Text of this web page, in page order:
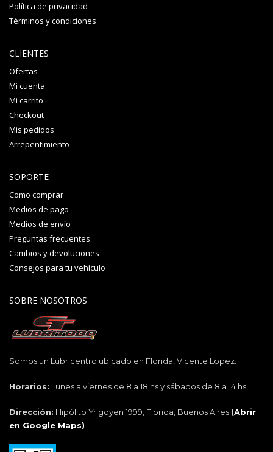
Política de privacidad
Términos y condiciones
CLIENTES
Ofertas
Mi cuenta
Mi carrito
Checkout
Mis pedidos
Arrepentimiento
SOPORTE
Como comprar
Medios de pago
Medios de envío
Preguntas frecuentes
Cambios y devoluciones
Consejos para tu vehículo
SOBRE NOSOTROS
Somos un Lubricentro ubicado en Florida, Vicente Lopez.
Horarios: Lunes a viernes de 8 a 18 hs y sábados de 8 a 14 hs.
Dirección: Hipólito Yrigoyen 1999, Florida, Buenos Aires (Abrir
en Google Maps)